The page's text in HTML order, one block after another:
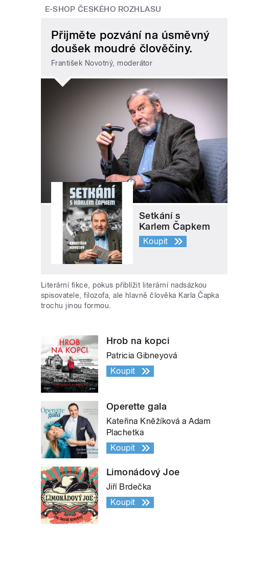
E-SHOP ČESKÉHO ROZHLASU
Přijměte pozvání na úsměvný
doušek moudré člověčiny.
František Novotný, moderátor
Setkání s
Karlem Čapkem
Koupit
Literární fikce, pokus přiblížit literární nadsázkou
spisovatele, filozofa, ale hlavně člověka Karla Čapka
trochu jinou formou.
Hrob na kopci
Patricia Gibneyová
Koupit
Operette gala
Kateřina Kněžíková a Adam
Plachetka
Koupit
Limonádový Joe
Jiří Brdečka
Koupit